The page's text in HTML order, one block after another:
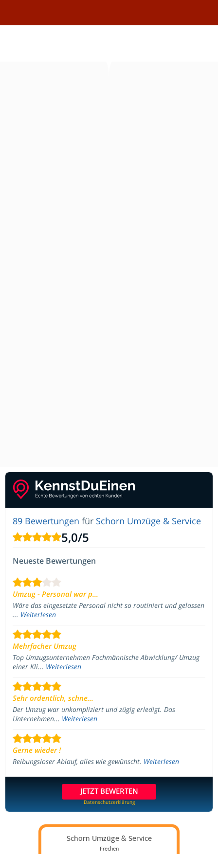
89 Bewertungen für Schorn Umzüge & Service
5,0/5
Neueste Bewertungen
Umzug - Personal war p...
Wäre das eingesetzte Personal nicht so routiniert und gelassen
... Weiterlesen
Mehrfacher Umzug
Top Umzugsunternehmen Fachmännische Abwicklung/ Umzug
einer Kli... Weiterlesen
Sehr ordentlich, schne...
Der Umzug war unkompliziert und zügig erledigt. Das
Unternehmen... Weiterlesen
Gerne wieder !
Reibungsloser Ablauf, alles wie gewünscht. Weiterlesen
JETZT BEWERTEN
Datenschutzerklärung
Schorn Umzüge & Service
Frechen